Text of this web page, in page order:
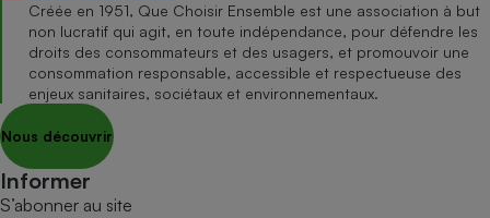
Créée en 1951, Que Choisir Ensemble est une association à but
non lucratif qui agit, en toute indépendance, pour défendre les
droits des consommateurs et des usagers, et promouvoir une
consommation responsable, accessible et respectueuse des
enjeux sanitaires, sociétaux et environnementaux.
Nous découvrir
Informer
S’abonner au site